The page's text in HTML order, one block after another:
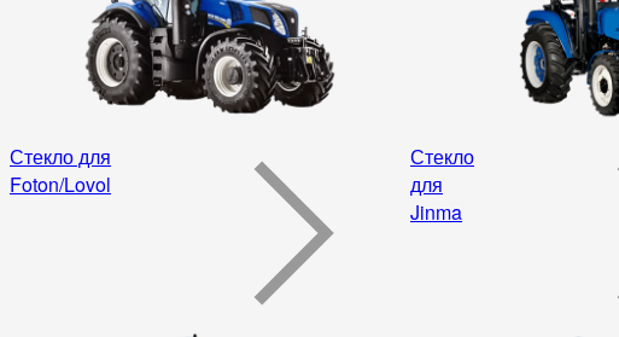
Стекло для
Foton/Lovol
Стекло
для
Jinma